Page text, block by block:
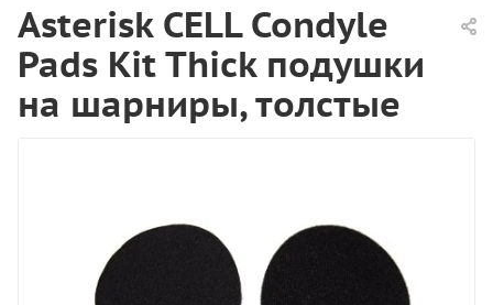
Asterisk CELL Condyle
Pads Kit Thick подушки
на шарниры, толстые